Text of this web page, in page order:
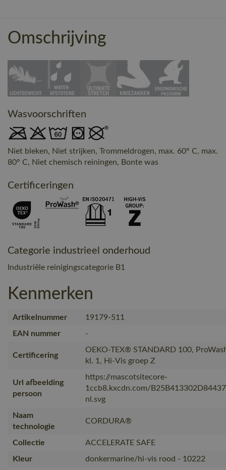
Omschrijving
Wasvoorschriften
Niet bleken, Niet strijken, Trommeldrogen, max. 60° C, max.
80° C, Niet chemisch reiningen, Bonte was
Certificeringen
Categorie industrieel onderhoud
Industriële reinigingscategorie B1
Kenmerken
Artikelnummer
19179-511
EAN nummer
-
Certificering
OEKO-TEX® STANDARD 100,
kl. 1, Hi-Vis groep Z
Url afbeelding
persoon
https://mascotsitecore-
1ccb8.kxcdn.com/
nl.svg
Naam
technologie
CORDURA®
Collectie
ACCELERATE SAFE
Kleur
donkermarine/hi-vis rood - 10222